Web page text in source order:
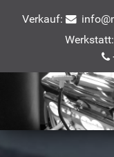
Verkauf:
Werkstatt: